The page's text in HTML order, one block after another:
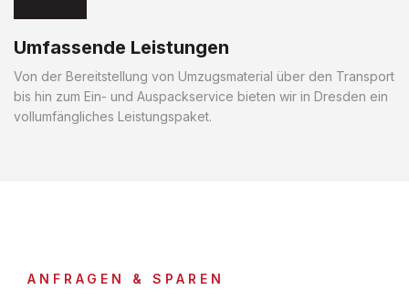
Umfassende Leistungen
Von der Bereitstellung von Umzugsmaterial über den Transport
bis hin zum Ein- und Auspackservice bieten wir in Dresden ein
vollumfängliches Leistungspaket.
ANFRAGEN & SPAREN